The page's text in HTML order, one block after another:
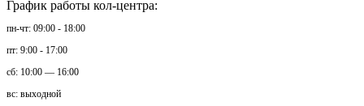
График работы кол-центра:
пн-чт: 09:00 - 18:00
пт: 9:00 - 17:00
сб: 10:00 — 16:00
вс: выходной